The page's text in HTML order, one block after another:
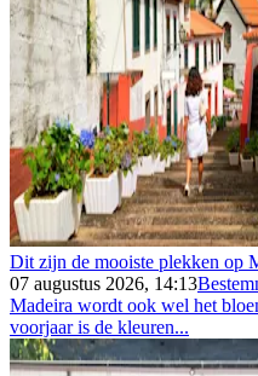
Dit zijn de mooiste plekken op
07 augustus 2026, 14:13
Madeira wordt ook wel het
voorjaar is de kleuren...